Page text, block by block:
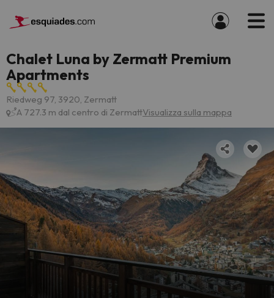
Chalet Luna by Zermatt Premium
Apartments
Riedweg 97, 3920, Zermatt
A 727.3 m dal centro di ZermattVisualizza sulla mappa